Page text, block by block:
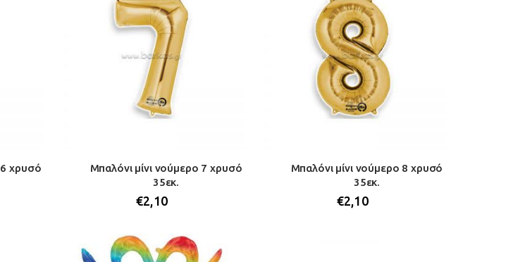
6 χρυσό
Μπαλόνι μίνι νούμερο 7 χρυσό
35εκ.
€2,10
Μπαλόνι μίνι νούμερο 8 χρυσό
35εκ.
€2,10